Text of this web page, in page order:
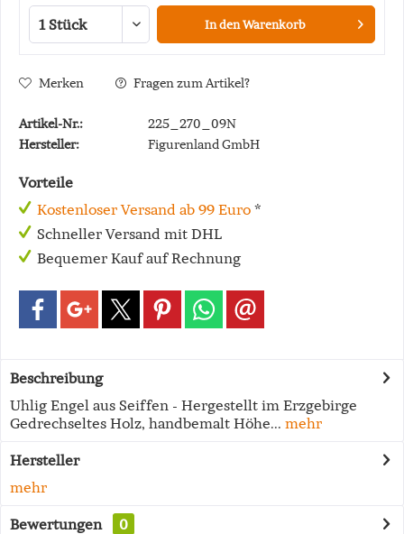
In denWarenkorb
Merken Fragen zum Artikel?
Artikel-Nr.:
225_270_09N
Hersteller:
Figurenland GmbH
Vorteile
Kostenloser Versand ab 99 Euro *
Schneller Versand mit DHL
Bequemer Kauf auf Rechnung
Beschreibung
Uhlig Engel aus Seiffen - Hergestellt im Erzgebirge
Gedrechseltes Holz, handbemalt Höhe... mehr
Hersteller
mehr
Bewertungen
0